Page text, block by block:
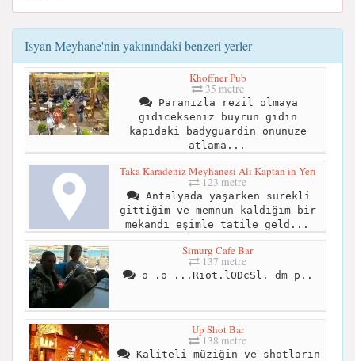
Isyan Meyhane'nin yakınındaki benzeri yerler
Khoffner Pub
35 metre
Paranızla rezil olmaya
gidicekseniz buyrun gidin
kapıdaki badyguardin önünüze
atlama...
Taka Karadeniz Meyhanesi Ali Kaptan in Yeri
123 metre
Antalyada yaşarken sürekli
gittiğim ve memnun kaldığım bir
mekandı eşimle tatile geld...
Simurg Cafe Bar
137 metre
o .o ...Rıot.lODcSl. dm p..
Up Shot Bar
138 metre
Kaliteli müziğin ve shotların